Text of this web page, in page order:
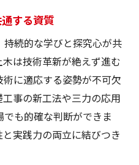
する資質
続的な学びと探究心が共
は技術革新が絶えず進む
に適応する姿勢が不可欠
事の新工法や三力の応用
も的確な判断ができま
実践力の両立に結びつき